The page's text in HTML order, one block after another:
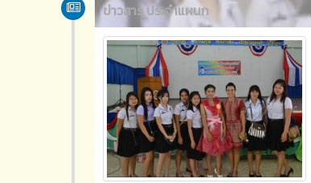
ข่าวสาร ประจำแผนก